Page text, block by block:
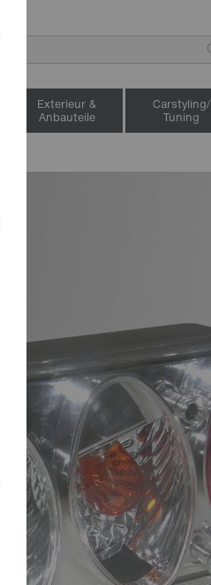
Exterieur &
Anbauteile
Carstyling/
Tuning